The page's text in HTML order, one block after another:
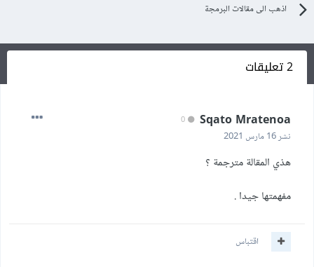
اذهب الى مقالات البرمجة
2 تعليقات
Sqato Mratenoa
نشر16 مارس 2021
هذي المقالة مترجمة ؟
مفهمتها جيدا .
اقتباس